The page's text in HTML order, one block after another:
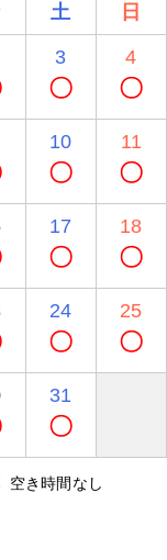
土 日
3
〇
4
〇
10
〇
11
〇
17
〇
18
〇
24
〇
25
〇
31
〇
空き時間なし